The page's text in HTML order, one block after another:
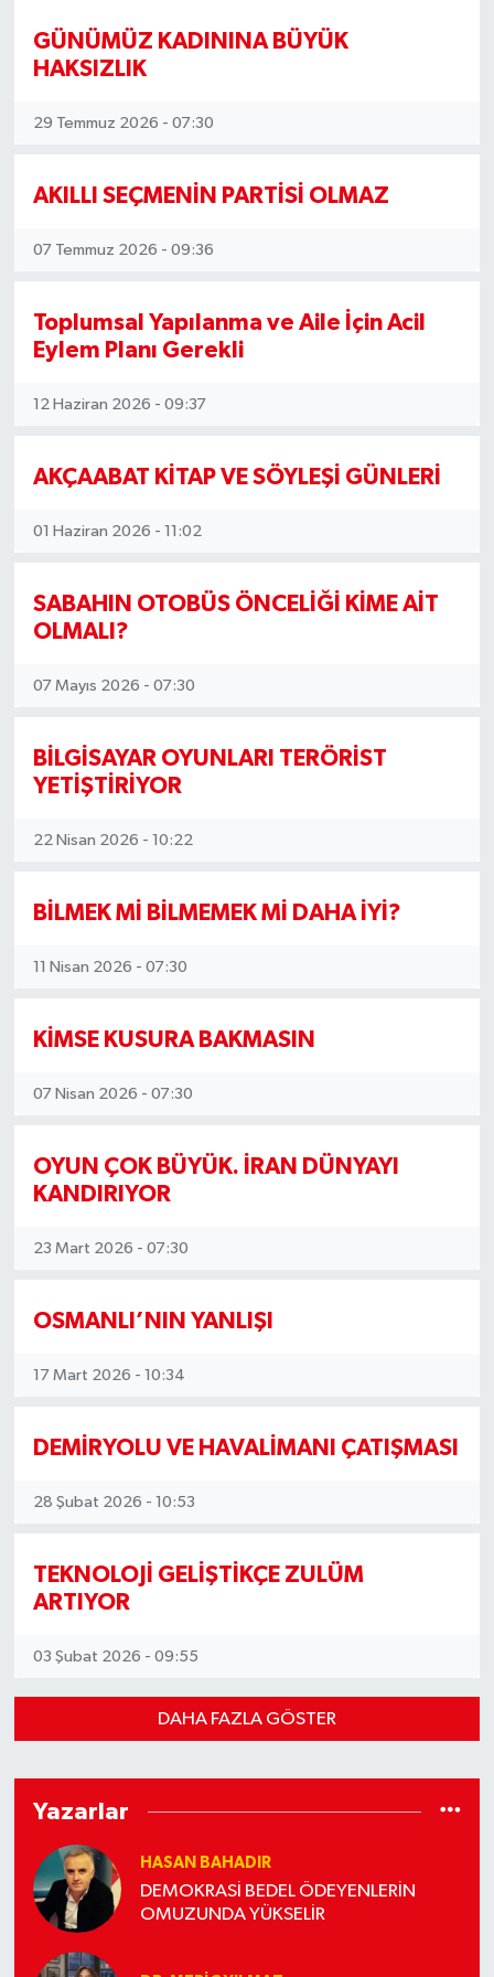
GÜNÜMÜZ KADININA BÜYÜK
HAKSIZLIK
29 Temmuz 2026 - 07:30
AKILLI SEÇMENİN PARTİSİ OLMAZ
07 Temmuz 2026 - 09:36
Toplumsal Yapılanma ve Aile İçin Acil
Eylem Planı Gerekli
12 Haziran 2026 - 09:37
AKÇAABAT KİTAP VE SÖYLEŞİ GÜNLERİ
01 Haziran 2026 - 11:02
SABAHIN OTOBÜS ÖNCELİĞİ KİME AİT
OLMALI?
07 Mayıs 2026 - 07:30
BİLGİSAYAR OYUNLARI TERÖRİST
YETİŞTİRİYOR
22 Nisan 2026 - 10:22
BİLMEK Mİ BİLMEMEK Mİ DAHA İYİ?
11 Nisan 2026 - 07:30
KİMSE KUSURA BAKMASIN
07 Nisan 2026 - 07:30
OYUN ÇOK BÜYÜK. İRAN DÜNYAYI
KANDIRIYOR
23 Mart 2026 - 07:30
OSMANLI’NIN YANLIŞI
17 Mart 2026 - 10:34
DEMİRYOLU VE HAVALİMANI ÇATIŞMASI
28 Şubat 2026 - 10:53
TEKNOLOJİ GELİŞTİKÇE ZULÜM
ARTIYOR
03 Şubat 2026 - 09:55
DAHA FAZLA GÖSTER
Yazarlar
HASAN BAHADIR
DEMOKRASİ BEDEL ÖDEYENLERİN
OMUZUNDA YÜKSELİR
SİYASET
TRABZONSPOR